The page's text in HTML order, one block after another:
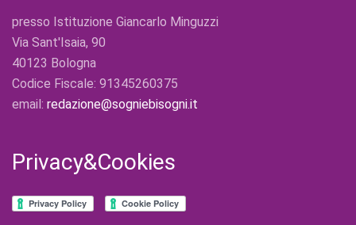
presso Istituzione Giancarlo Minguzzi
Via Sant'Isaia, 90
40123 Bologna
Codice Fiscale: 91345260375
email: redazione@sogniebisogni.it
Privacy&Cookies